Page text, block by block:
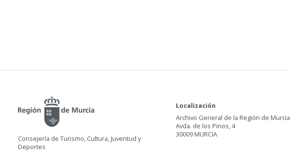
Consejería de Turismo, Cultura, Juventud y
Deportes
Localización
Archivo General de la Región de Murcia
Avda. de los Pinos, 4
30009 MURCIA